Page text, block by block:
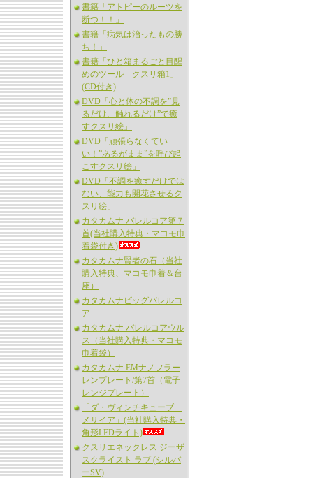
書籍「アトピーのルーツを
断つ！！」
書籍「病気は治ったもの勝
ち！」
書籍「ひと箱まるごと目醒
めのツール クスリ箱1」
(CD付き)
DVD「心と体の不調を”見
るだけ、触れるだけ”で癒
すクスリ絵」
DVD「頑張らなくてい
い！”あるがまま”を呼び起
こすクスリ絵」
DVD「不調を癒すだけでは
ない、能力も開花させるク
スリ絵」
カタカムナ バレルコア第７
首(当社購入特典・マコモ巾
着袋付き)
カタカムナ賢者の石（当社
購入特典、マコモ巾着＆台
座）
カタカムナビッグバレルコ
ア
カタカムナ バレルコアウル
ス（当社購入特典・マコモ
巾着袋）
カタカムナ EMナノフラー
レンプレート/第7首（電子
レンジプレート）
「ダ・ヴィンチキューブ
メサイア」(当社購入特典・
角形LEDライト)
クスリエネックレス ジーザ
スクライスト ラブ (シルバ
ーSV)